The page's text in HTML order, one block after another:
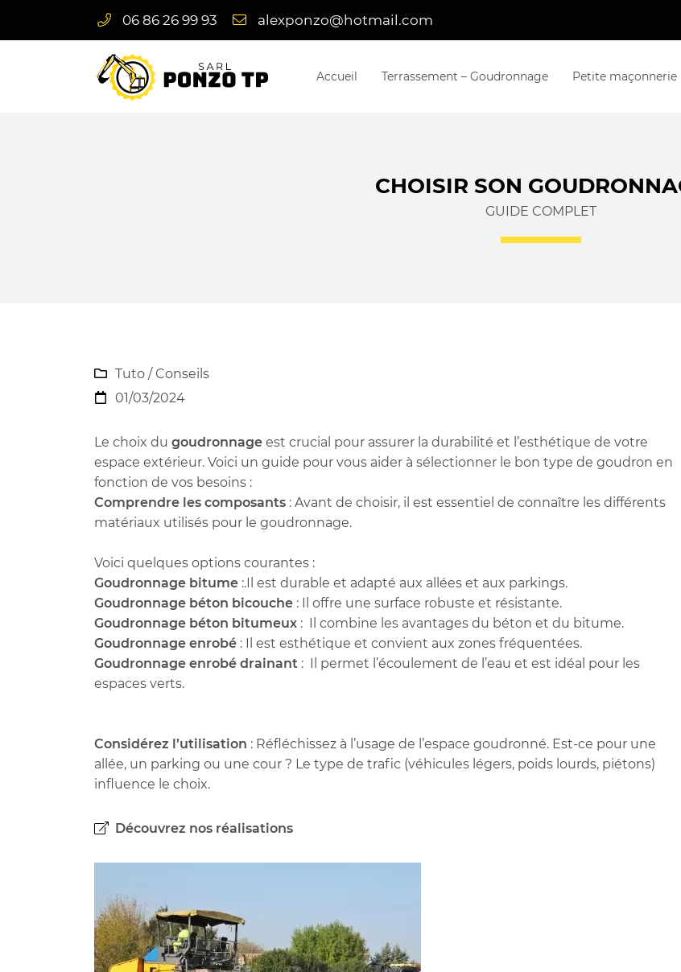
06 86 26 99 93
Accueil Terrassement – Goudronnage Petite maçonnerie
4 rue Gustave Gibard
23600 Boussac
06 86 26 99 93
contre
Rafraîchir le captcha
En cochant cette case, vous consentez à recevoir nos propositions commerciales
à l'adresse email indiqué ci-dessus. Vous pouvez vous désinscrire à tout moment
en utilisant
le formulaire de désinscription
INSCRIPTION
CHOISIR SON
GUIDE COMPLET
 Tuto / Conseils
 01/03/2024
Le choix du goudronnage est crucial pour assurer la durabilité et l’esthétique de votre
espace extérieur. Voici un guide pour vous aider à sélectionner le bon type de goudron en
fonction de vos besoins :
Comprendre les composants : Avant de choisir, il est essentiel de connaître les différents
matériaux utilisés pour le goudronnage.
Voici quelques options courantes :
Goudronnage bitume :.Il est durable et adapté aux allées et aux parkings.
Goudronnage béton bicouche : Il offre une surface robuste et résistante.
Goudronnage béton bitumeux : Il combine les avantages du béton et du bitume.
Goudronnage enrobé : Il est esthétique et convient aux zones fréquentées.
Goudronnage enrobé drainant : Il permet l’écoulement de l’eau et est idéal pour les
espaces verts.
Considérez l’utilisation : Réfléchissez à l’usage de l’espace goudronné. Est-ce pour une
allée, un parking ou une cour ? Le type de trafic (véhicules légers, poids lourds, piétons)
influence le choix.
Découvrez nos réalisations